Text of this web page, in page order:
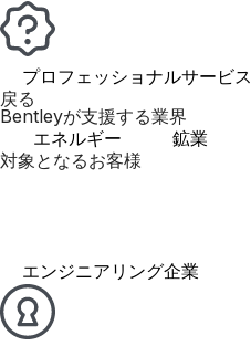
プロフェッショナルサービス
戻る
Bentleyが支援する業界
エネルギー
鉱業
対象となるお客様
エンジニアリング企業